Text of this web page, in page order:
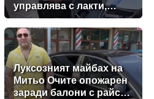
управлява с лакти,
докато гледа TikTok
Луксозният майбах на
Митьо Очите опожарен
заради балони с райски